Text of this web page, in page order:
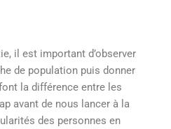
il est important d’observer
de population puis donner
la différence entre les
avant de nous lancer à la
des personnes en